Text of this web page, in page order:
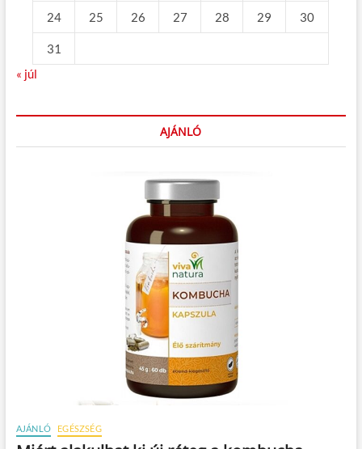
24 25 26 27 28 29 30
31
« júl
AJÁNLÓ
AJÁNLÓ EGÉSZSÉG